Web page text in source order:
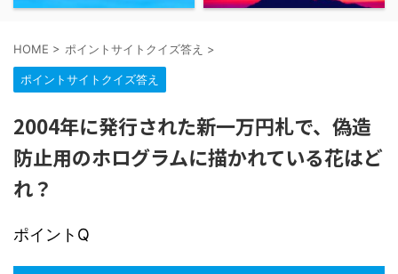
HOME > ポイントサイトクイズ答え >
ポイントサイトクイズ答え
2004年に発行された新一万円札で、偽造
防止用のホログラムに描かれている花はど
れ？
ポイントQ